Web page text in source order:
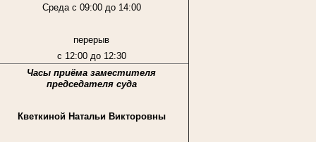
Среда с 09:00 до 14:00
перерыв
с 12:00 до 12:30
Часы приёма заместителя
председателя суда
Кветкиной Натальи Викторовны